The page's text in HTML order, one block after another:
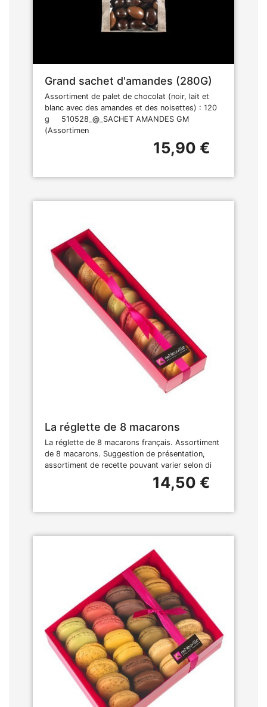
Grand sachet d'amandes (280G)
Assortiment de palet de chocolat (noir, lait et
blanc avec des amandes et des noisettes) : 120
g 510528_@_SACHET AMANDES GM
(Assortimen
15,90 €
La réglette de 8 macarons
La réglette de 8 macarons français. Assortiment
de 8 macarons. Suggestion de présentation,
assortiment de recette pouvant varier selon di
14,50 €